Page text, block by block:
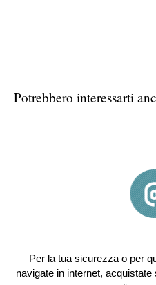
Potrebbero interessarti
Per la tua sicurezza o per
navigate in internet,